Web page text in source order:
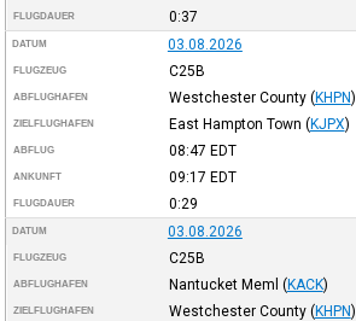
FLUGDAUER 0:37
DATUM 03.08.2026
FLUGZEUG C25B
ABFLUGHAFEN Westchester County (KHPN)
ZIELFLUGHAFEN East Hampton Town (KJPX)
ABFLUG 08:47 EDT
ANKUNFT 09:17 EDT
FLUGDAUER 0:29
DATUM 03.08.2026
FLUGZEUG C25B
ABFLUGHAFEN Nantucket Meml (KACK)
ZIELFLUGHAFEN Westchester County (KHPN)